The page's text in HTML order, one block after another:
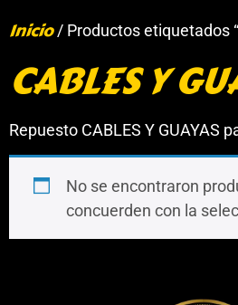
Inicio/ Productos etiquetados
CABLES Y
Repuesto CABLES Y GUAYAS
No se encontraron
concuerden con la